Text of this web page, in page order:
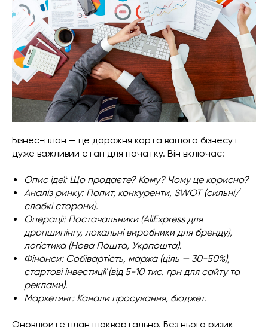
Бізнес-план — це дорожня карта вашого бізнесу і
дуже важливий етап для початку. Він включає:
Опис ідеї: Що продаєте? Кому? Чому це корисно?
Аналіз ринку: Попит, конкуренти, SWOT (сильні/
слабкі сторони).
Операції: Постачальники (AliExpress для
дропшипінгу, локальні виробники для бренду),
логістика (Нова Пошта, Укрпошта).
Фінанси: Собівартість, маржа (ціль — 30-50%),
стартові інвестиції (від 5-10 тис. грн для сайту та
реклами).
Маркетинг: Канали просування, бюджет.
Оновлюйте план щоквартально. Без нього ризик